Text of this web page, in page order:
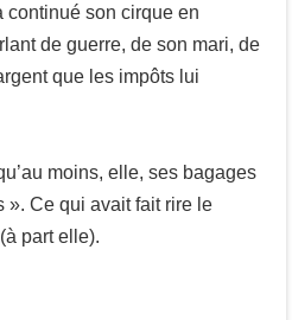
continué son cirque en
de guerre, de son mari, de
que les impôts lui
moins, elle, ses bagages
». Ce qui avait fait rire le
part elle).